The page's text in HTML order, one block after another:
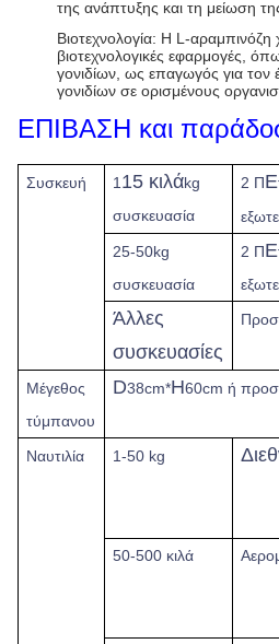
της ανάπτυξης και τη μείωση
Βιοτεχνολογία: Η L-αραμπινόζη
βιοτεχνολογικές εφαρμογές,
γονιδίων, ως επαγωγός για τον
γονιδίων σε ορισμένους
ΕΠΙΒΑΣΗ και
Συσκευή 1 15 κιλάkg
συσκευασία
2 ΠΕ
25-50kg
συσκευασία
2 ΠΕ
Άλλες
συσκευασίες
Μέγεθος
τύμπανου
D38cm*H60cm ή
Ναυτιλία 1-50 kg
50-500 κιλά